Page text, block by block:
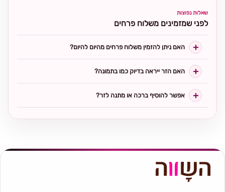
שאלות נפוצות
לפני שמזמינים משלוח פרחים
האם ניתן להזמין משלוח פרחים מהיום להיום?
האם הזר ייראה בדיוק כמו בתמונה?
אפשר להוסיף ברכה או מתנה לזר?